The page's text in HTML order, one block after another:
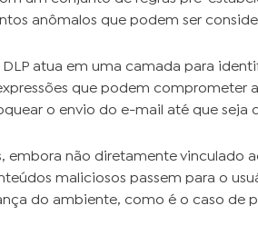
anômalos que podem ser
atua em uma camada para
que podem comprometer
o envio do e-mail até que seja
embora não diretamente vinculado
maliciosos passem para o
do ambiente, como é o caso de